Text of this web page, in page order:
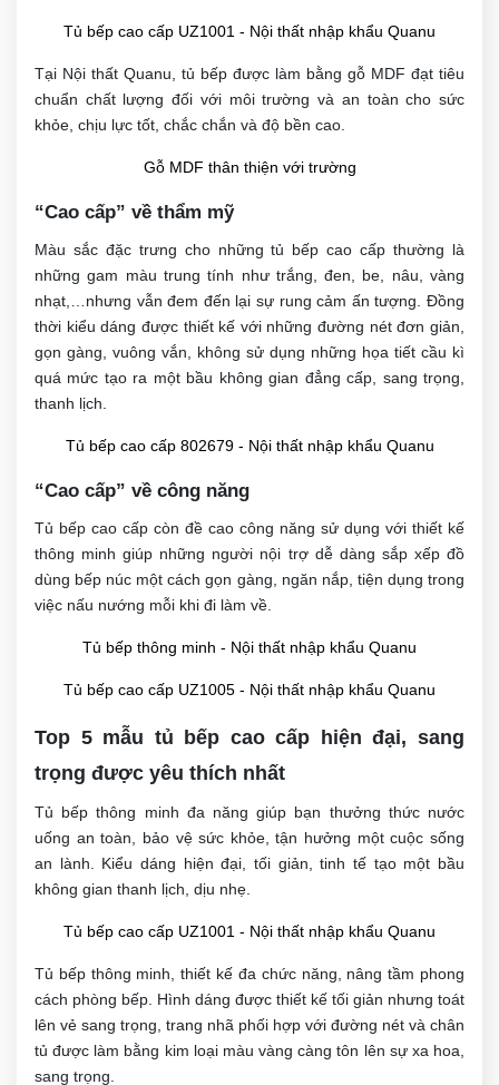
Tủ bếp cao cấp UZ1001 - Nội thất nhập khẩu Quanu
Tại Nội thất Quanu, tủ bếp được làm bằng gỗ MDF đạt tiêu
chuẩn chất lượng đối với môi trường và an toàn cho sức
khỏe, chịu lực tốt, chắc chắn và độ bền cao.
Gỗ MDF thân thiện với trường
“Cao cấp” về thẩm mỹ
Màu sắc đặc trưng cho những tủ bếp cao cấp thường là
những gam màu trung tính như trắng, đen, be, nâu, vàng
nhạt,…nhưng vẫn đem đến lại sự rung cảm ấn tượng. Đồng
thời kiểu dáng được thiết kế với những đường nét đơn giản,
gọn gàng, vuông vắn, không sử dụng những họa tiết cầu kì
quá mức tạo ra một bầu không gian đẳng cấp, sang trọng,
thanh lịch.
Tủ bếp cao cấp 802679 - Nội thất nhập khẩu Quanu
“Cao cấp” về công năng
Tủ bếp cao cấp còn đề cao công năng sử dụng với thiết kế
thông minh giúp những người nội trợ dễ dàng sắp xếp đồ
dùng bếp núc một cách gọn gàng, ngăn nắp, tiện dụng trong
việc nấu nướng mỗi khi đi làm về.
Tủ bếp thông minh - Nội thất nhập khẩu Quanu
Tủ bếp cao cấp UZ1005 - Nội thất nhập khẩu Quanu
Top 5 mẫu tủ bếp cao cấp hiện đại, sang
trọng được yêu thích nhất
Tủ bếp thông minh đa năng giúp bạn thưởng thức nước
uống an toàn, bảo vệ sức khỏe, tận hưởng một cuộc sống
an lành. Kiểu dáng hiện đại, tối giản, tinh tế tạo một bầu
không gian thanh lịch, dịu nhẹ.
Tủ bếp cao cấp UZ1001 - Nội thất nhập khẩu Quanu
Tủ bếp thông minh, thiết kế đa chức năng, nâng tầm phong
cách phòng bếp. Hình dáng được thiết kế tối giản nhưng toát
lên vẻ sang trọng, trang nhã phối hợp với đường nét và chân
tủ được làm bằng kim loại màu vàng càng tôn lên sự xa hoa,
sang trọng.